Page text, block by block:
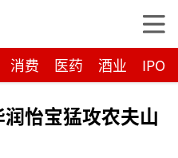
消费 医药 酒业 IPO
怡宝猛攻农夫山